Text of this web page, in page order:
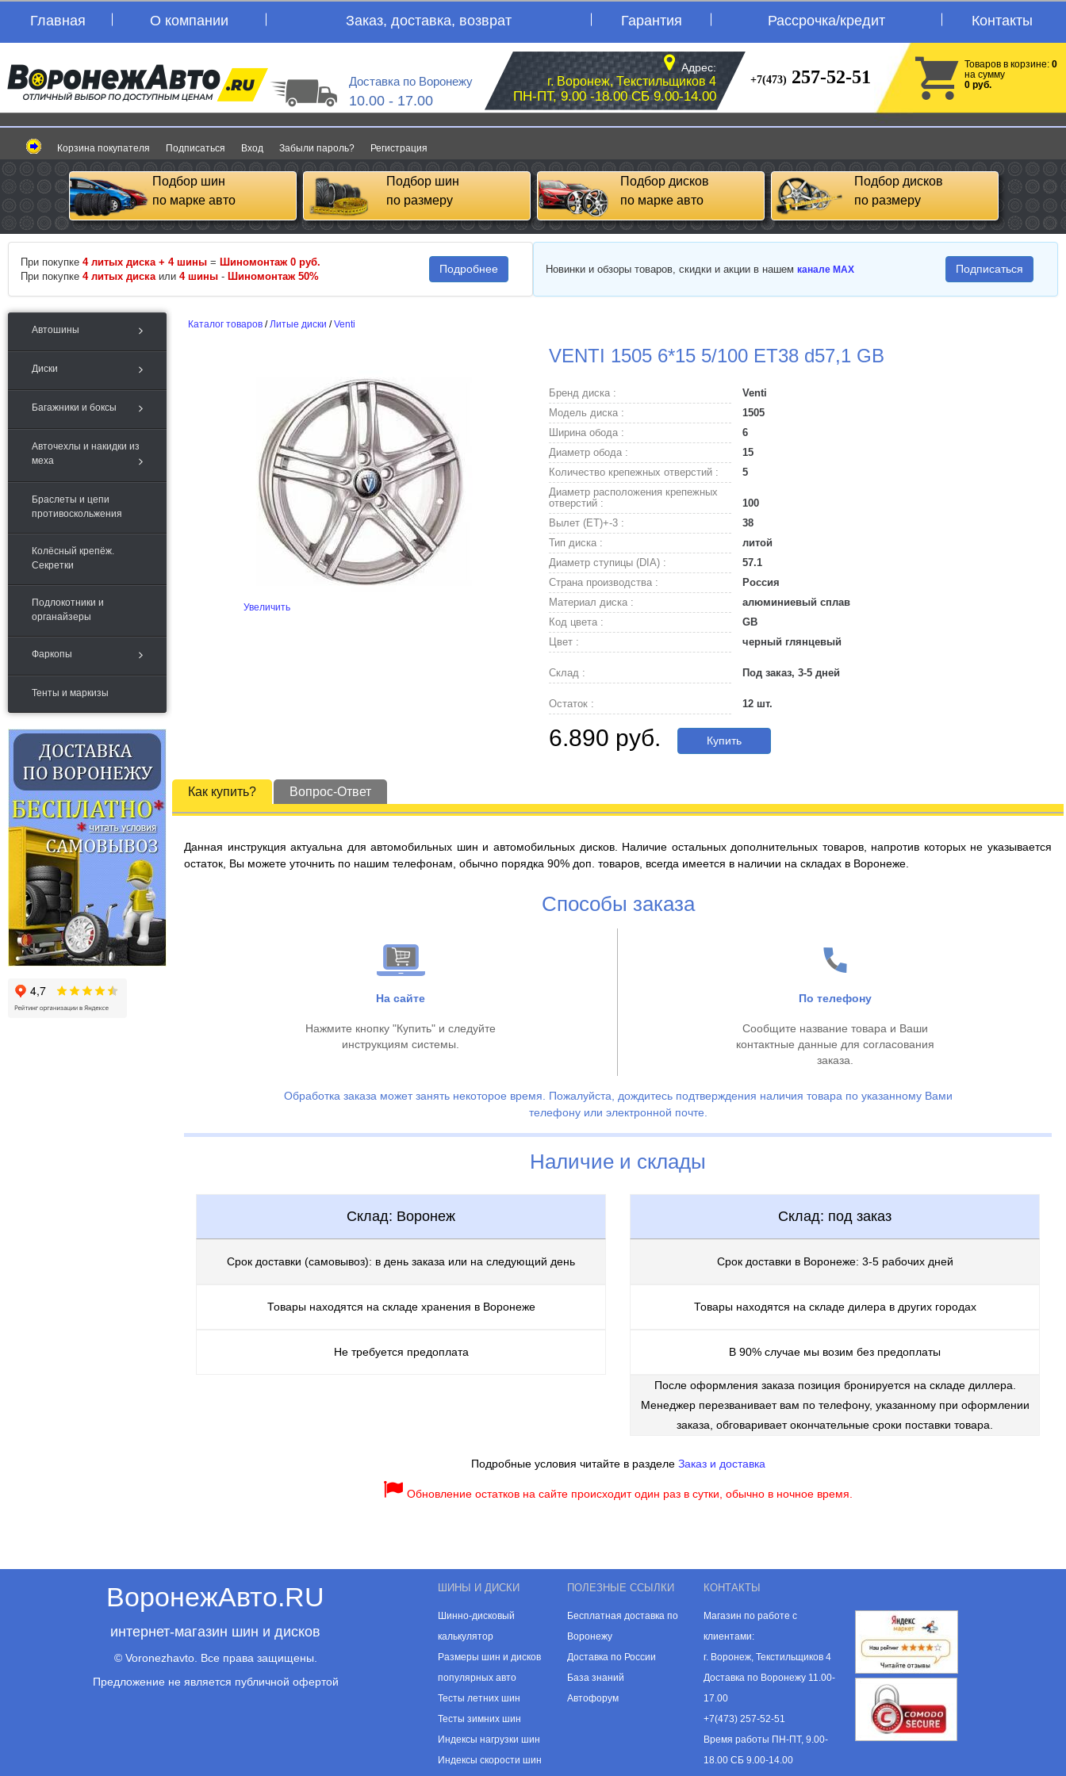
Главная О компании Заказ, доставка, возврат Гарантия Рассрочка/кредит Контакты
Доставка по Воронежу
10.00 - 17.00
Адрес:
г. Воронеж, Текстильщиков 4
ПН-ПТ, 9.00 -18.00 СБ 9.00-14.00
+7(473) 257-52-51
Товаров в корзине: 0
на сумму
0 руб.
Корзина покупателя Подписаться Вход Забыли пароль? Регистрация
Подбор шин
по марке авто
Подбор шин
по размеру
Подбор дисков
по марке авто
Подбор дисков
по размеру
При покупке 4 литых диска + 4 шины = Шиномонтаж 0 руб.
При покупке 4 литых диска или 4 шины - Шиномонтаж 50%
Подробнее Новинки и обзоры товаров, скидки и акции в нашем канале MAX Подписаться
Автошины
Диски
Багажники и боксы
Авточехлы и накидки из
меха
Браслеты и цепи
противоскольжения
Колёсный крепёж.
Секретки
Подлокотники и
органайзеры
Фаркопы
Тенты и маркизы
Каталог товаров /Литые диски /Venti
VENTI 1505 6*15 5/100 ET38 d57,1 GB
Увеличить
Бренд диска :
Venti
Модель диска :
1505
Ширина обода :
6
Диаметр обода :
15
Количество крепежных отверстий :
5
Диаметр расположения крепежных
отверстий :
100
Вылет (ET)+-3 :
38
Тип диска :
литой
Диаметр ступицы (DIA) :
57.1
Страна производства :
Россия
Материал диска :
алюминиевый сплав
Код цвета :
GB
Цвет :
черный глянцевый
Склад : Под заказ, 3-5 дней
Остаток : 12 шт.
6.890 руб. Купить
Как купить? Вопрос-Ответ
Данная инструкция актуальна для автомобильных шин и автомобильных дисков. Наличие остальных дополнительных товаров, напротив которых не указывается
остаток, Вы можете уточнить по нашим телефонам, обычно порядка 90% доп. товаров, всегда имеется в наличии на складах в Воронеже.
Способы заказа
На сайте
Нажмите кнопку "Купить" и следуйте
инструкциям системы.
По телефону
Сообщите название товара и Ваши
контактные данные для согласования
заказа.
Обработка заказа может занять некоторое время. Пожалуйста, дождитесь подтверждения наличия товара по указанному Вами
телефону или электронной почте.
Наличие и склады
Склад: Воронеж
Срок доставки (самовывоз): в день заказа или на следующий день
Товары находятся на складе хранения в Воронеже
Не требуется предоплата
Склад: под заказ
Срок доставки в Воронеже: 3-5 рабочих дней
Товары находятся на складе дилера в других городах
В 90% случае мы возим без предоплаты
После оформления заказа позиция бронируется на складе диллера.
Менеджер перезванивает вам по телефону, указанному при оформлении
заказа, обговаривает окончательные сроки поставки товара.
Подробные условия читайте в разделе Заказ и доставка
Обновление остатков на сайте происходит один раз в сутки, обычно в ночное время.
ВоронежАвто.RU
интернет-магазин шин и дисков
© Voronezhavto. Все права защищены.
Предложение не является публичной офертой
ШИНЫ И ДИСКИ
Шинно-дисковый
калькулятор
Размеры шин и дисков
популярных авто
Тесты летних шин
Тесты зимних шин
Индексы нагрузки шин
Индексы скорости шин
ПОЛЕЗНЫЕ ССЫЛКИ
Бесплатная доставка по
Воронежу
Доставка по России
База знаний
Автофорум
КОНТАКТЫ
Магазин по работе с
клиентами:
г. Воронеж, Текстильщиков 4
Доставка по Воронежу 11.00-
17.00
+7(473) 257-52-51
Время работы ПН-ПТ, 9.00-
18.00 СБ 9.00-14.00